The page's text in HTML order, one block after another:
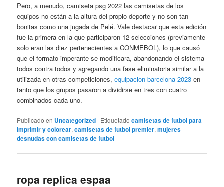
Pero, a menudo, camiseta psg 2022 las camisetas de los
equipos no están a la altura del propio deporte y no son tan
bonitas como una jugada de Pelé. Vale destacar que esta edición
fue la primera en la que participaron 12 selecciones (previamente
solo eran las diez pertenecientes a CONMEBOL), lo que causó
que el formato imperante se modificara, abandonando el sistema
todos contra todos y agregando una fase eliminatoria similar a la
utilizada en otras competiciones,equipacion barcelona 2023 en
tanto que los grupos pasaron a dividirse en tres con cuatro
combinados cada uno.
Publicado en Uncategorized | Etiquetado camisetas de futbol para
imprimir y colorear,camisetas de futbol premier,mujeres
desnudas con camisetas de futbol
ropa replica espaa